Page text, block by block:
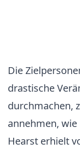
Die
drastische
durchmachen,
annehmen, wie
Hearst erhielt